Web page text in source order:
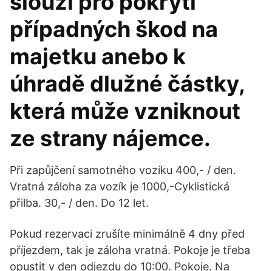
případných škod na
majetku anebo k
úhradě dlužné částky,
která může vzniknout
ze strany nájemce.
Při zapůjčení samotného vozíku 400,- / den.
Vratná záloha za vozík je 1000,-Cyklistická
přilba. 30,- / den. Do 12 let.
Pokud rezervaci zrušíte minimálně 4 dny před
příjezdem, tak je záloha vratná. Pokoje je třeba
opustit v den odjezdu do 10:00. Pokoje. Na